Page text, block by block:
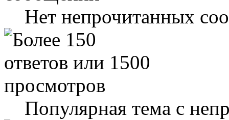
Нет непрочитанных
Популярная тема с